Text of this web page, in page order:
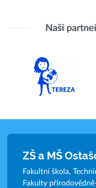
Naši
ZŠ a MŠ
Fakultní škola,
Fakulty